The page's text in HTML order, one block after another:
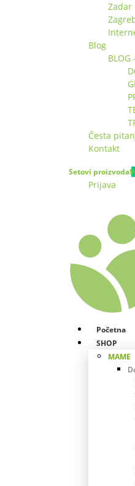
Zadar
Blog
Česta
Kontakt
Setovi proizvoda!
Prijava
Početna
SHOP
MAME